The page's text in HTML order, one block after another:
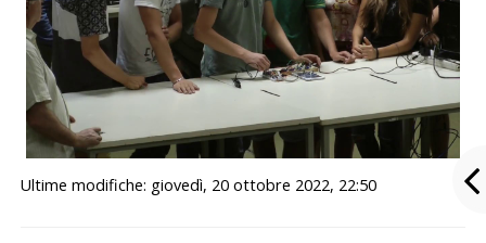
Video
Ultime modifiche: giovedì, 20 ottobre 2022, 22:50